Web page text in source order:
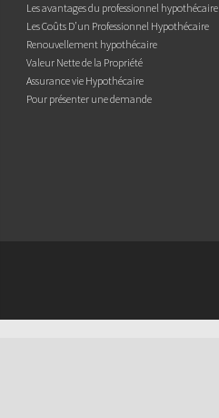
Les avantages du professionnel hypothécaire
Les Coûts D’un Professionnel Hypothécaire
Renouvellement hypothécaire
Valeur Nette de la Propriété
Assurance vie Hypothécaire
Pour présenter une demande